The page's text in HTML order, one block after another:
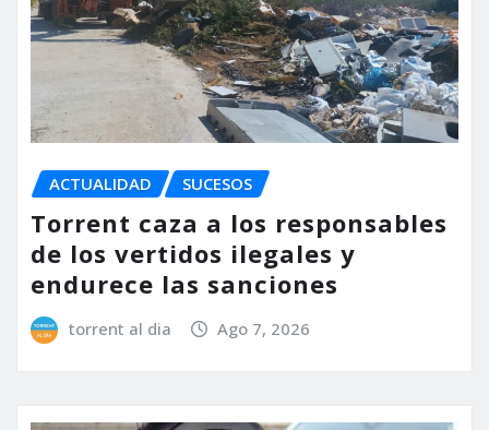
ACTUALIDAD SUCESOS
Torrent caza a los responsables
de los vertidos ilegales y
endurece las sanciones
torrent al dia Ago 7, 2026